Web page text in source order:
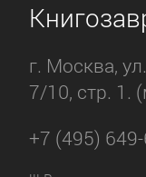
г. Москва,
7/10, стр. 1.
+7 (495)